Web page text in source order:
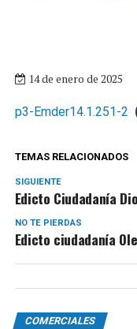
14 de enero de 2025
p3-Emder14.1.251-2
TEMAS RELACIONADOS
SIGUIENTE
Edicto Ciudadanía
NO TE PIERDAS
Edicto ciudadanía
COMERCIALES